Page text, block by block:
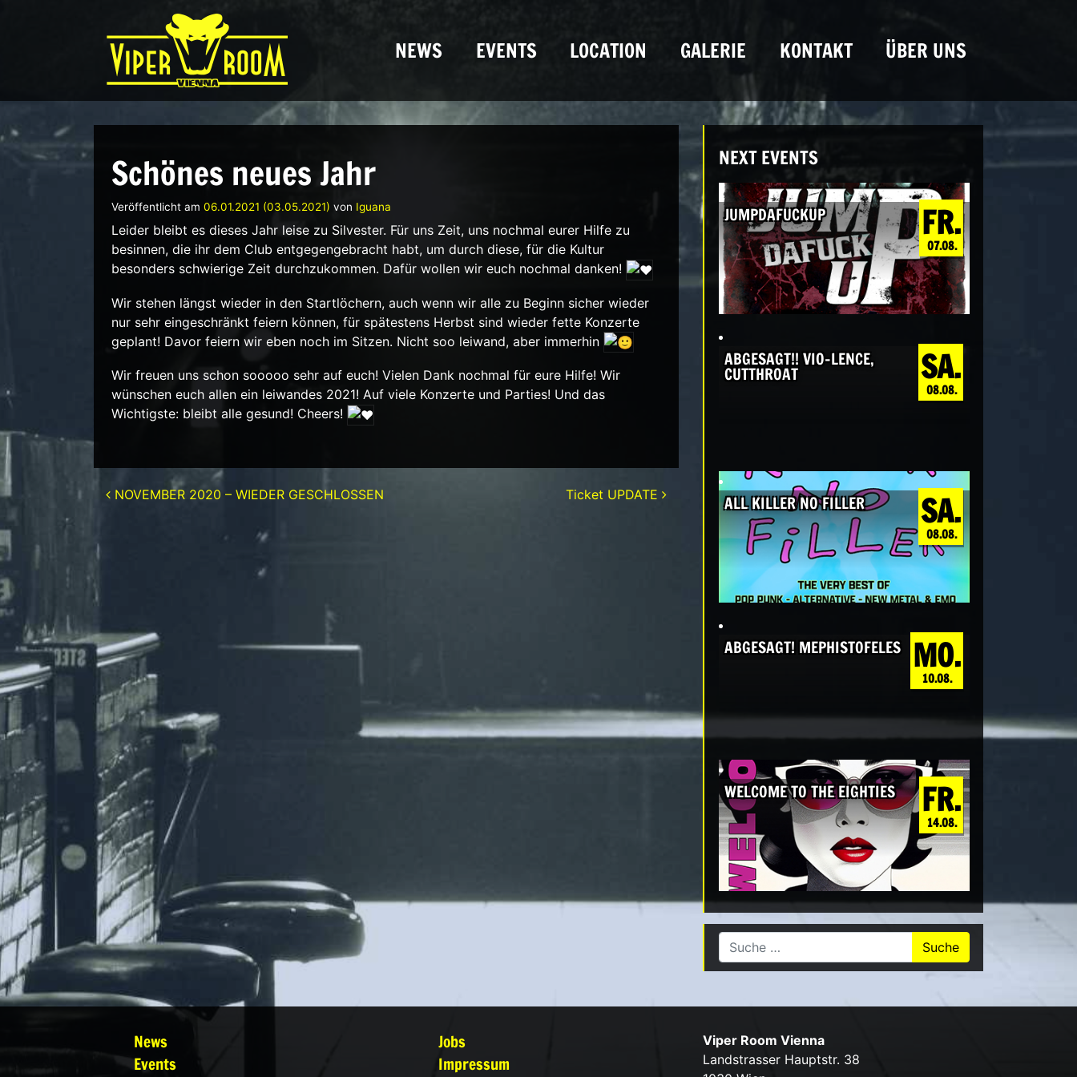
Hauptnavigation NEWS EVENTS LOCATION GALERIE KONTAKT ÜBER UNS
Schönes neues Jahr
Veröffentlicht am 06.01.2021 (03.05.2021) von Iguana
Leider bleibt es dieses Jahr leise zu Silvester. Für uns Zeit, uns nochmal eurer Hilfe zu
besinnen, die ihr dem Club entgegengebracht habt, um durch diese, für die Kultur
besonders schwierige Zeit durchzukommen. Dafür wollen wir euch nochmal danken!
Wir stehen längst wieder in den Startlöchern, auch wenn wir alle zu Beginn sicher wieder
nur sehr eingeschränkt feiern können, für spätestens Herbst sind wieder fette Konzerte
geplant! Davor feiern wir eben noch im Sitzen. Nicht soo leiwand, aber immerhin
Wir freuen uns schon sooooo sehr auf euch! Vielen Dank nochmal für eure Hilfe! Wir
wünschen euch allen ein leiwandes 2021! Auf viele Konzerte und Parties! Und das
Wichtigste: bleibt alle gesund! Cheers!
Beitrags-Navigation
NOVEMBER 2020 – WIEDER GESCHLOSSEN Ticket UPDATE
NEXT EVENTS
FR.
07.08.
JUMPDAFUCKUP
SA.
08.08.
ABGESAGT!! VIO-LENCE,
CUTTHROAT
SA.
08.08.
ALL KILLER NO FILLER
MO.
10.08.
ABGESAGT! MEPHISTOFELES
FR.
14.08.
WELCOME TO THE EIGHTIES
Suche nach:
News
Events
Jobs
Impressum
Viper Room Vienna
Landstrasser Hauptstr. 38